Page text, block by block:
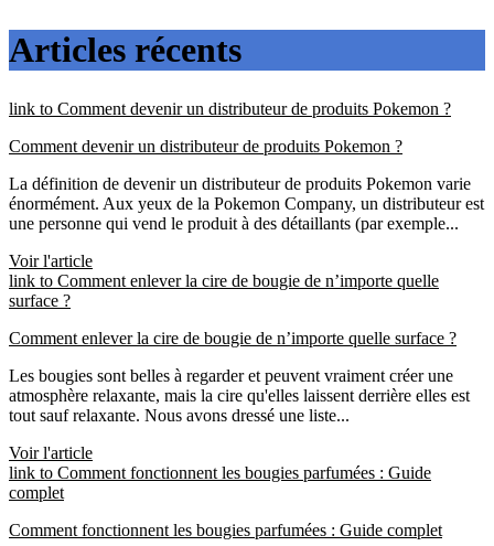
Articles récents
link to Comment devenir un distributeur de produits Pokemon ?
Comment devenir un distributeur de produits Pokemon ?
La définition de devenir un distributeur de produits Pokemon varie
énormément. Aux yeux de la Pokemon Company, un distributeur est
une personne qui vend le produit à des détaillants (par exemple...
Voir l'article
link to Comment enlever la cire de bougie de n’importe quelle
surface ?
Comment enlever la cire de bougie de n’importe quelle surface ?
Les bougies sont belles à regarder et peuvent vraiment créer une
atmosphère relaxante, mais la cire qu'elles laissent derrière elles est
tout sauf relaxante. Nous avons dressé une liste...
Voir l'article
link to Comment fonctionnent les bougies parfumées : Guide
complet
Comment fonctionnent les bougies parfumées : Guide complet